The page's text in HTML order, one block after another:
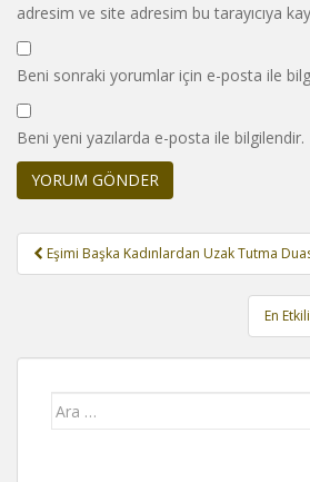
adresim ve site adresim bu tarayıcıya
Beni sonraki yorumlar için e-posta ile
Beni yeni yazılarda e-posta ile bilgilendir.
Yazı
gezinmesi
Eşimi Başka Kadınlardan Uzak Tutma
En
Arama